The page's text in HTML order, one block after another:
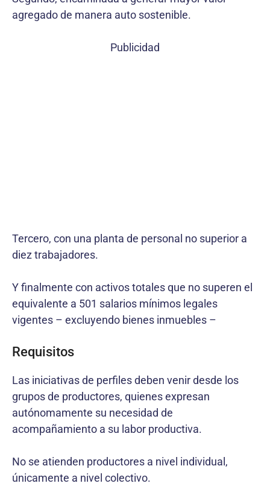
agregado de manera auto sostenible.
Publicidad
Tercero, con una planta de personal no superior a
diez trabajadores.
Y finalmente con activos totales que no superen el
equivalente a 501 salarios mínimos legales
vigentes – excluyendo bienes inmuebles –
Requisitos
Las iniciativas de perfiles deben venir desde los
grupos de productores, quienes expresan
autónomamente su necesidad de
acompañamiento a su labor productiva.
No se atienden productores a nivel individual,
únicamente a nivel colectivo.